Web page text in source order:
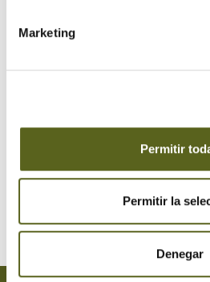
Marketing
Permitir
Permitir la
Denegar
2019
2016